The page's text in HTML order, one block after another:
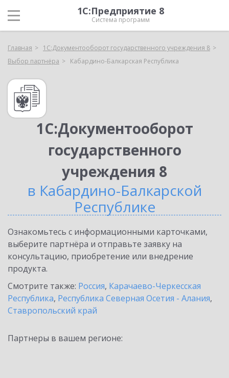
1С:Предприятие 8
Система программ
Главная
1С:Документооборот государственного учреждения 8
Выбор партнёра
Кабардино-Балкарская Республика
1С:Документооборот
государственного
учреждения 8
в Кабардино-Балкарской
Республике
Ознакомьтесь с информационными карточками,
выберите партнёра и отправьте заявку на
консультацию, приобретение или внедрение
продукта.
Смотрите также: Россия, Карачаево-Черкесская
Республика, Республика Северная Осетия - Алания,
Ставропольский край
Партнеры в вашем регионе: